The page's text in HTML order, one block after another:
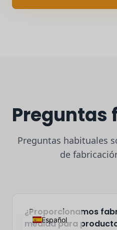
Preguntas
Preguntas habituales
de
¿Proporcionamos
medida para
Español